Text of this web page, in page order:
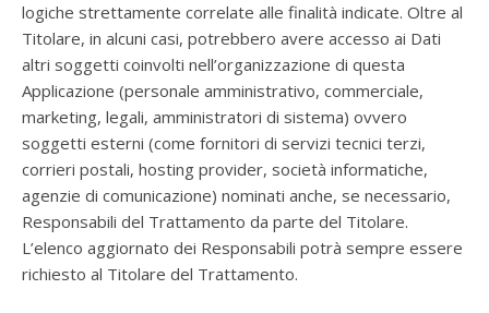
logiche strettamente correlate alle finalità indicate. Oltre al
Titolare, in alcuni casi, potrebbero avere accesso ai Dati
altri soggetti coinvolti nell’organizzazione di questa
Applicazione (personale amministrativo, commerciale,
marketing, legali, amministratori di sistema) ovvero
soggetti esterni (come fornitori di servizi tecnici terzi,
corrieri postali, hosting provider, società informatiche,
agenzie di comunicazione) nominati anche, se necessario,
Responsabili del Trattamento da parte del Titolare.
L’elenco aggiornato dei Responsabili potrà sempre essere
richiesto al Titolare del Trattamento.